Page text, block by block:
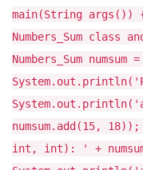
main(String
Numbers_Sum class
Numbers_Sum numsum
numsum.add(15,
int, int): ' +